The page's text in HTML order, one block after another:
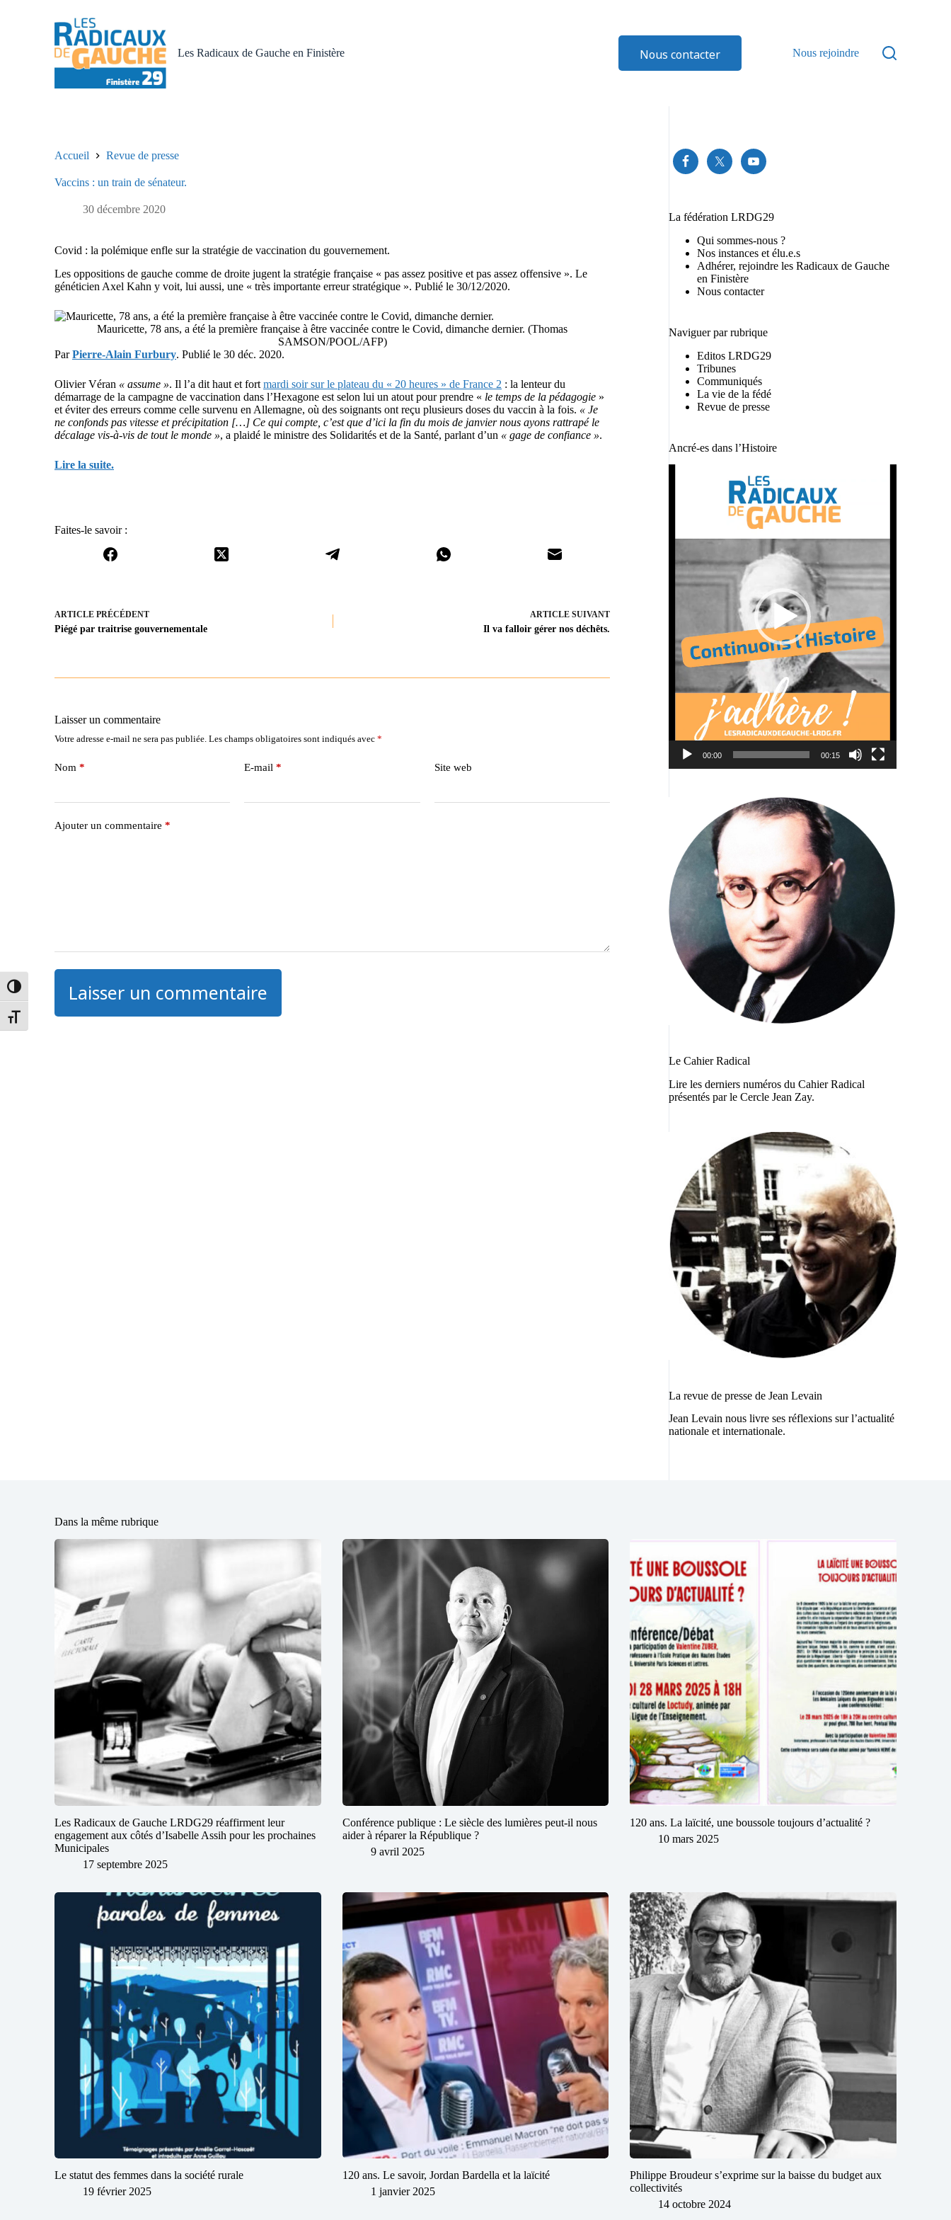
Passer en contraste élevé
Changer la taille de la police
Les Radicaux de Gauche en Finistère Nous contacter Nous rejoindre
Accueil Revue de presse
Vaccins : un train de sénateur.
30 décembre 2020
Covid : la polémique enfle sur la stratégie de vaccination du gouvernement.
Les oppositions de gauche comme de droite jugent la stratégie française « pas assez positive et pas assez offensive ». Le
généticien Axel Kahn y voit, lui aussi, une « très importante erreur stratégique ». Publié le 30/12/2020.
Mauricette, 78 ans, a été la première française à être vaccinée contre le Covid, dimanche dernier. (Thomas
SAMSON/POOL/AFP)
ParPierre-Alain Furbury. Publié le 30 déc. 2020.
Olivier Véran « assume ». Il l’a dit haut et fort mardi soir sur le plateau du « 20 heures » de France 2 : la lenteur du
démarrage de la campagne de vaccination dans l’Hexagone est selon lui un atout pour prendre « le temps de la pédagogie »
et éviter des erreurs comme celle survenu en Allemagne, où des soignants ont reçu plusieurs doses du vaccin à la fois. « Je
ne confonds pas vitesse et précipitation […] Ce qui compte, c’est que d’ici la fin du mois de janvier nous ayons rattrapé le
décalage vis-à-vis de tout le monde », a plaidé le ministre des Solidarités et de la Santé, parlant d’un « gage de confiance ».
Lire la suite.
Faites-le savoir :
ARTICLE PRÉCÉDENT
Piégé par traitrise gouvernementale
ARTICLE SUIVANT
Il va falloir gérer nos déchêts.
Laisser un commentaire
Votre adresse e-mail ne sera pas publiée. Les champs obligatoires sont indiqués avec *
Nom * E-mail * Site web
Ajouter un commentaire *
Laisser un commentaire
La fédération LRDG29
Qui sommes-nous ?
Nos instances et élu.e.s
Adhérer, rejoindre les Radicaux de Gauche
en Finistère
Nous contacter
Naviguer par rubrique
Editos LRDG29
Tribunes
Communiqués
La vie de la fédé
Revue de presse
Ancré-es dans l’Histoire
00:00 00:15
Le Cahier Radical
Lire les derniers numéros du Cahier Radical
présentés par le Cercle Jean Zay.
La revue de presse de Jean Levain
Jean Levain nous livre ses réflexions sur l’actualité
nationale et internationale.
Dans la même rubrique
Les Radicaux de Gauche LRDG29 réaffirment leur
engagement aux côtés d’Isabelle Assih pour les prochaines
Municipales
17 septembre 2025
Conférence publique : Le siècle des lumières peut-il nous
aider à réparer la République ?
9 avril 2025
120 ans. La laïcité, une boussole toujours d’actualité ?
10 mars 2025
Le statut des femmes dans la société rurale
19 février 2025
120 ans. Le savoir, Jordan Bardella et la laïcité
1 janvier 2025
Philippe Broudeur s’exprime sur la baisse du budget aux
collectivités
14 octobre 2024